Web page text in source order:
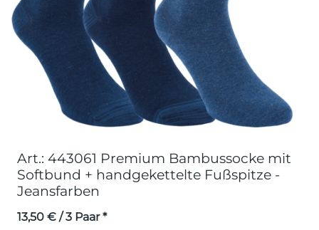
Art.: 443061 Premium Bambussocke mit
Softbund + handgekettelte Fußspitze -
Jeansfarben
13,50 € / 3 Paar *